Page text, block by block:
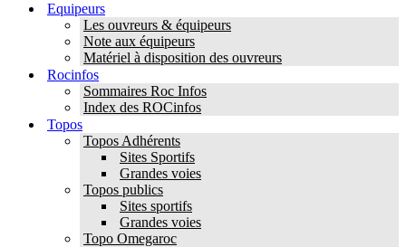
Equipeurs
Les ouvreurs & équipeurs
Note aux équipeurs
Matériel à disposition des ouvreurs
Rocinfos
Sommaires Roc Infos
Index des ROCinfos
Topos
Topos Adhérents
Sites Sportifs
Grandes voies
Topos publics
Sites sportifs
Grandes voies
Topo Omegaroc